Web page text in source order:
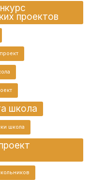
проектов
школа
школа